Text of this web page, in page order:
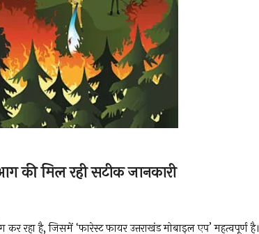
की मिल रही सटीक जानकारी
रहा है, जिसमें ‘फारेस्ट फायर उत्तराखंड मोबाइल एप’ महत्वपूर्ण है।